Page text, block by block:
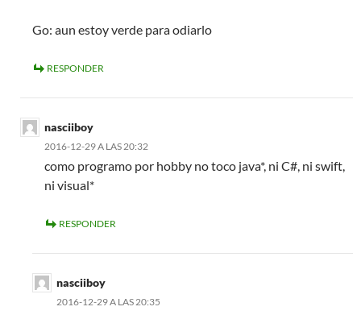
Go: aun estoy verde para odiarlo
RESPONDER
nasciiboy
2016-12-29 A LAS 20:32
como programo por hobby no toco java*, ni C#, ni swift,
ni visual*
RESPONDER
nasciiboy
2016-12-29 A LAS 20:35